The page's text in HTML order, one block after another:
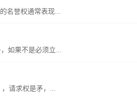
名誉权通常表现...
如果不是必须立...
请求权是矛，...